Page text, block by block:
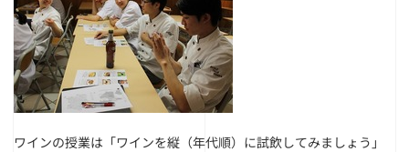
ワインの授業は「ワインを縦（年代順）に試飲してみましょう」